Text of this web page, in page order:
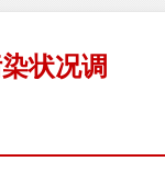
状况调